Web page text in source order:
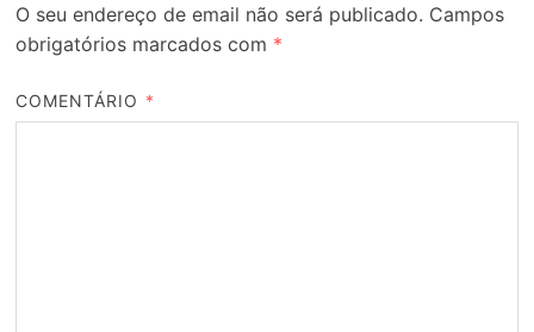
O seu endereço de email não será publicado. Campos
obrigatórios marcados com *
COMENTÁRIO *